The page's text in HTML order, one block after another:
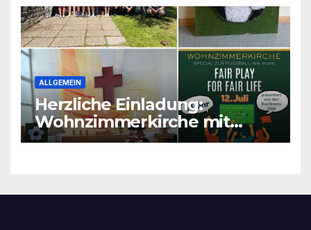
ALLGEMEIN
Herzliche Einladung:
Wohnzimmerkirche mit
unseren Konfis